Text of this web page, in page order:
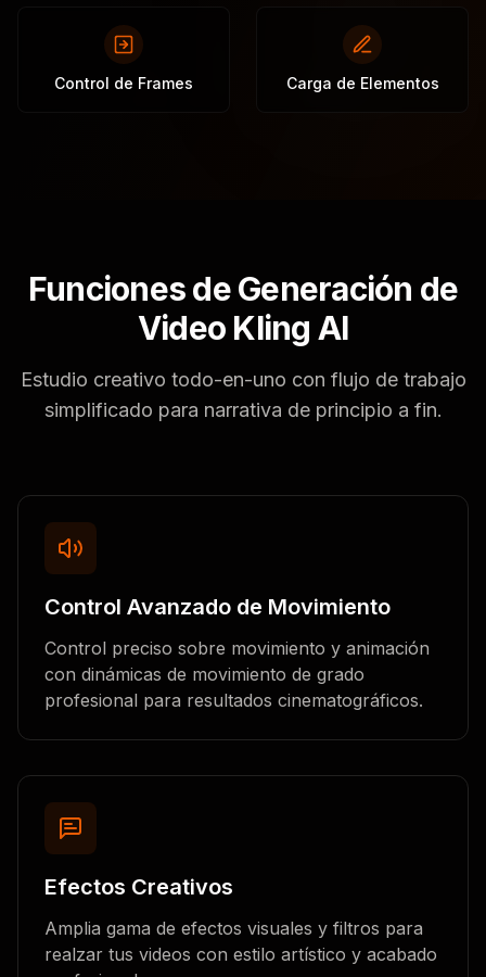
Control de Frames Carga de Elementos
Funciones de Generación de
Video Kling AI
Estudio creativo todo-en-uno con flujo de trabajo
simplificado para narrativa de principio a fin.
Control Avanzado de Movimiento
Control preciso sobre movimiento y animación
con dinámicas de movimiento de grado
profesional para resultados cinematográficos.
Efectos Creativos
Amplia gama de efectos visuales y filtros para
realzar tus videos con estilo artístico y acabado